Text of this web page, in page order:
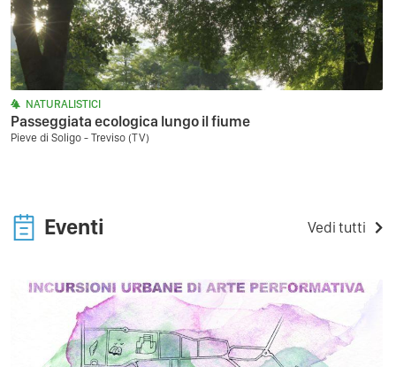
NATURALISTICI
Passeggiata ecologica lungo il fiume
Pieve di Soligo - Treviso (TV)
Eventi Vedi tutti